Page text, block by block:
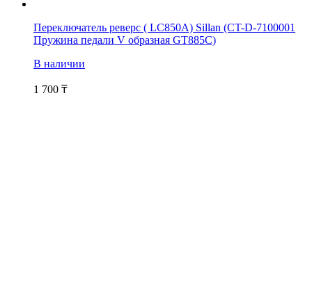
Переключатель реверс ( LC850A) Sillan (CT-D-7100001
Пружина педали V образная GT885C)
В наличии
1 700 ₸